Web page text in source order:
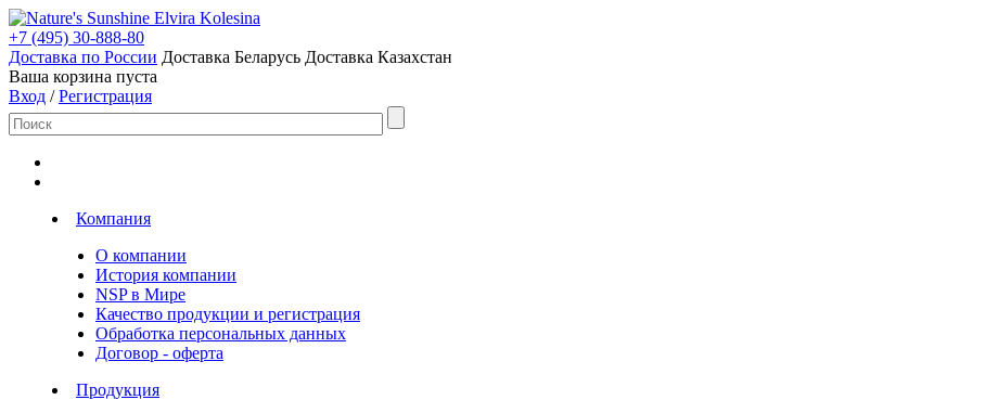
Elvira Kolesina
+7 (495) 30-888-80
Доставка по России Доставка Беларусь Доставка Казахстан
Ваша корзина пуста
Вход /Регистрация
Компания
О компании
История компании
NSP в Мире
Качество продукции и регистрация
Обработка персональных данных
Договор - оферта
Продукция